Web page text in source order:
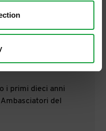
i primi dieci anni
del